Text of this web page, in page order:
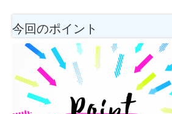
今回のポイント